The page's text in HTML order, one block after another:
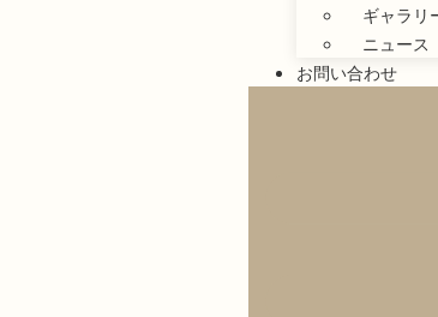
ギャラリ
ニュース
お問い合わせ